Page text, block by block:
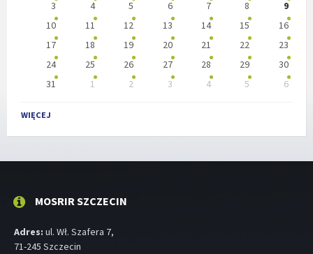
kalendarzowe
3
4 5 6 7 8
9
10
11 12 13 14 15
16
17
18 19 20 21 22
23
24
25 26 27 28 29
30
31
1 2 3 4 5
6
do
dni
WIĘCEJ
MOSRIR SZCZECIN
Adres: ul. Wł. Szafera 7,
71-245 Szczecin